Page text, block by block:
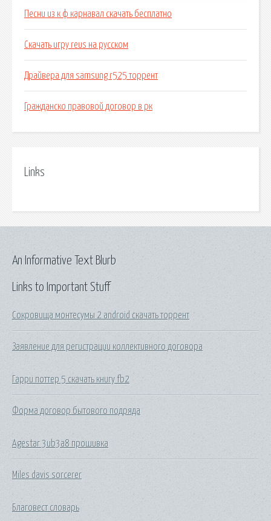
Песни из к ф карнавал скачать бесплатно
Скачать игру reus на русском
Драйвера для samsung r525 торрент
Гражданско правовой договор в рк
Links
Links to Important Stuff
Сокровища монтесумы 2 android скачать торрент
Заявление для регистрации коллективного договора
Гарри поттер 5 скачать книгу fb2
Форма договор бытового подряда
Agestar 3ub3a8 прошивка
Miles davis sorcerer
Благовест словарь
An Informative Text Blurb